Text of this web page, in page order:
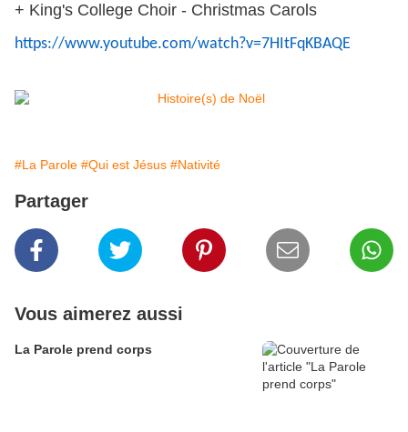
+ King's College Choir - Christmas Carols
https://www.youtube.com/watch?v=7HItFqKBAQE
#La Parole #Qui est Jésus #Nativité
Partager
Vous aimerez aussi
La Parole prend corps